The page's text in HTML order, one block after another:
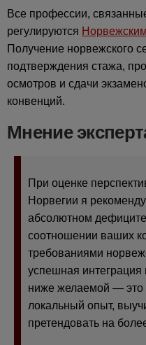
Все профессии,
регулируются
Получение норвежского
подтверждения стажа,
осмотров и сдачи
конвенций.
Мнение
При оценке
Норвегии я
абсолютном
соотношении ваших
требованиями
успешная интеграция
ниже желаемой — это
локальный опыт,
претендовать на